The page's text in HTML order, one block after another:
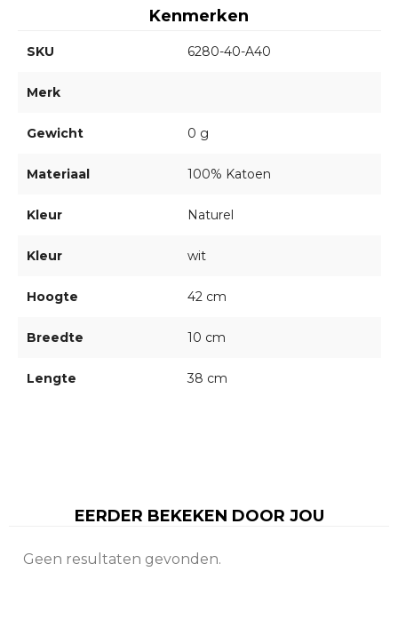
Kenmerken
SKU 6280-40-A40
Merk
Gewicht 0 g
Materiaal 100% Katoen
Kleur Naturel
Kleur wit
Hoogte 42 cm
Breedte 10 cm
Lengte 38 cm
EERDER BEKEKEN DOOR JOU
Geen resultaten gevonden.